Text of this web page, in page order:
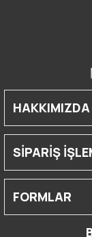
HAKKIMIZDA
SİPARİŞ
FORMLAR